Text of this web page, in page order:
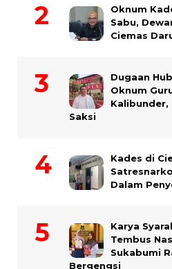
Oknum
Sabu,
Ciemas
Dugaan
Oknum
Kalibunder,
Saksi
Kades di
Dalam
Karya
Tembus
Sukabumi
Bergengsi